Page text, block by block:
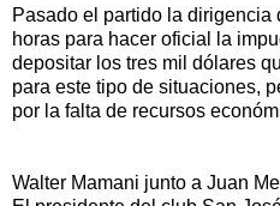
Pasado el partido la
horas para hacer oficial la
depositar los tres mil dólares
para este tipo de situaciones,
por la falta de recursos
Walter Mamani junto a Juan